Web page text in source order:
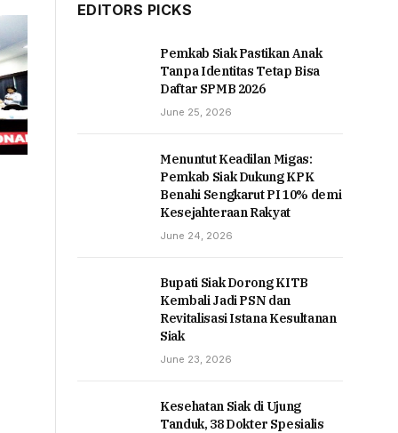
EDITORS PICKS
Pemkab Siak Pastikan Anak
Tanpa Identitas Tetap Bisa
Daftar SPMB 2026
June 25, 2026
Menuntut Keadilan Migas:
Pemkab Siak Dukung KPK
Benahi Sengkarut PI 10% demi
Kesejahteraan Rakyat
June 24, 2026
Bupati Siak Dorong KITB
Kembali Jadi PSN dan
Revitalisasi Istana Kesultanan
Siak
June 23, 2026
Kesehatan Siak di Ujung
Tanduk, 38 Dokter Spesialis